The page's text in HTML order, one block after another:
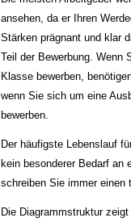
ansehen, da er Ihren
Stärken prägnant und klar
Teil der Bewerbung. Wenn
Klasse bewerben,
wenn Sie sich um eine
bewerben.
Der häufigste Lebenslauf
kein besonderer Bedarf an
schreiben Sie immer einen
Die Diagrammstruktur